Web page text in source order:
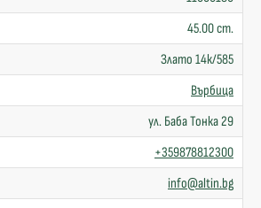
45.00 cm.
Злато 14к/585
Върбица
ул. Баба Тонка 29
+359878812300
info@altin.bg